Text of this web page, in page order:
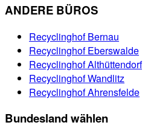
ANDERE BÜROS
Recyclinghof Bernau
Recyclinghof Eberswalde
Recyclinghof Althüttendorf
Recyclinghof Wandlitz
Recyclinghof Ahrensfelde
Bundesland wählen